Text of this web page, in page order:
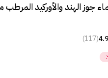
جوز الهند والأوركيد
4.9
(117)
-